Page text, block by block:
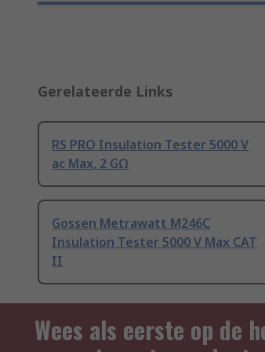
Gerelateerde Links
RS PRO Insulation Tester 5000 V
ac Max, 2 GΩ
Gossen Metrawatt M246C
Insulation Tester 5000 V Max CAT
II
Wees als eerste op de